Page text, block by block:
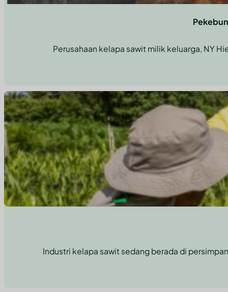
Perusahaan kelapa sawit milik keluarga, NY
Industri kelapa sawit sedang berada di